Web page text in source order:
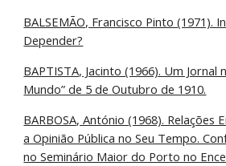
BALSEMÃO, Francisco Pinto (1971).
Depender?
BAPTISTA, Jacinto (1966). Um Jornal
Mundo” de 5 de Outubro de 1910.
BARBOSA, António (1968). Relações
a Opinião Pública no Seu Tempo.
no Seminário Maior do Porto no